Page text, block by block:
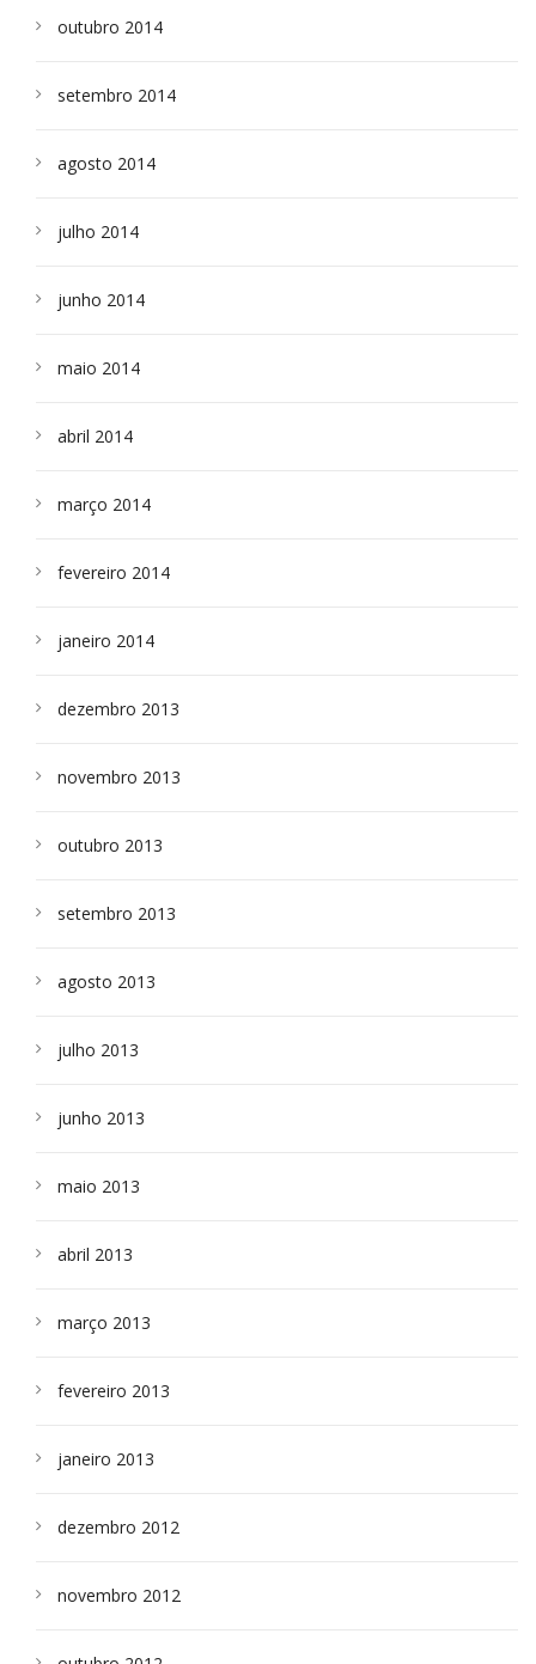
outubro 2014
setembro 2014
agosto 2014
julho 2014
junho 2014
maio 2014
abril 2014
março 2014
fevereiro 2014
janeiro 2014
dezembro 2013
novembro 2013
outubro 2013
setembro 2013
agosto 2013
julho 2013
junho 2013
maio 2013
abril 2013
março 2013
fevereiro 2013
janeiro 2013
dezembro 2012
novembro 2012